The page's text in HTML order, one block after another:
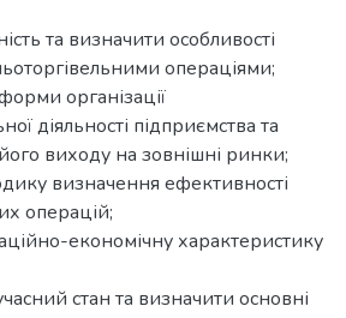
та визначити особливості
операціями;
організації
діяльності підприємства та
виходу на зовнішні ринки;
визначення ефективності
операцій;
економічну характеристику
стан та визначити основні